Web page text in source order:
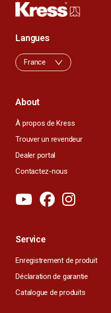
About
À propos de Kress
Trouver un revendeur
Dealer portal
Contactez-nous
Service
Enregistrement de produit
Déclaration de garantie
Catalogue de produits
Langues
France